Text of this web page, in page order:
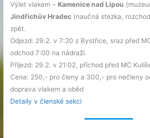
Výlet vlakem – Kamenice nad Lipou
Jindřichův Hradec (naučná stezka,
zpět.
Odjezd: 29.2. v 7:20 z Bystřice, sraz před
odchod 7:00 na nádraží.
Příjezd: 29.2. v 21:02, příchod před MC
Cena: 250,- pro členy a 300,- pro nečleny
doprava vlakem a oběd
Detaily v členské sekci